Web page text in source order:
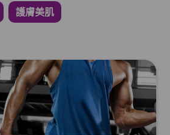
護膚美肌